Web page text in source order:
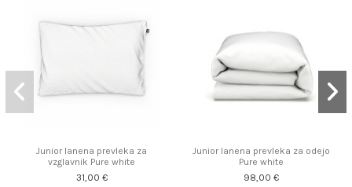
Junior lanena prevleka za
vzglavnik Pure white
31,00 €
Junior lanena prevleka za odejo
Pure white
98,00 €